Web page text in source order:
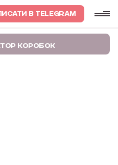
В TELEGRAM
КОРОБОК